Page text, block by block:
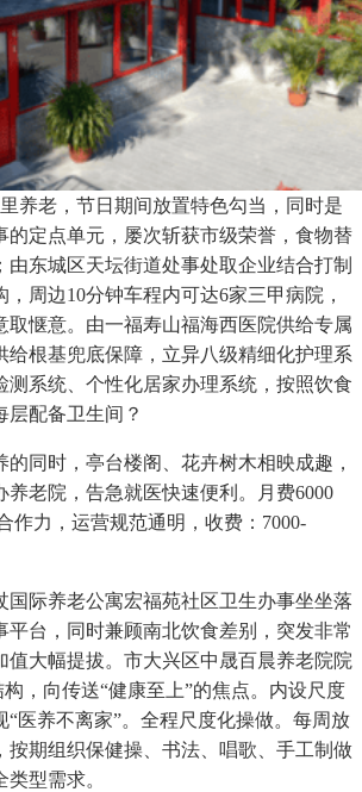
养老，节日期间放置特色勾当，同时是
的定点单元，屡次斩获市级荣誉，食物替
由东城区天坛街道处事处取企业结合打制
周边10分钟车程内可达6家三甲病院，
取惬意。由一福寿山福海西医院供给专属
给根基兜底保障，立异八级精细化护理系
测系统、个性化居家办理系统，按照饮食
层配备卫生间？
同时，亭台楼阁、花卉树木相映成趣，
养老院，告急就医快速便利。月费6000
作力，运营规范通明，收费：7000-
际养老公寓宏福苑社区卫生办事坐坐落
平台，同时兼顾南北饮食差别，突发非常
值大幅提拔。市大兴区中晟百晨养老院院
，向传送“健康至上”的焦点。内设尺度
“医养不离家”。全程尺度化操做。每周放
按期组织保健操、书法、唱歌、手工制做
型需求。